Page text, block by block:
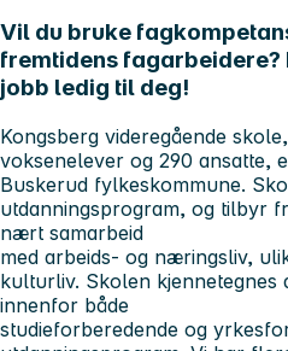
Vil du bruke
fremtidens fagarbeidere?
jobb ledig til deg!
Kongsberg videregående
voksenelever og 290 ansatte,
Buskerud fylkeskommune.
utdanningsprogram, og tilbyr
nært samarbeid
med arbeids- og næringsliv,
kulturliv. Skolen kjennetegnes
innenfor både
studieforberedende og